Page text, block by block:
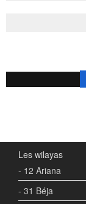
Les wilayas
- 12 Ariana
- 31 Béja